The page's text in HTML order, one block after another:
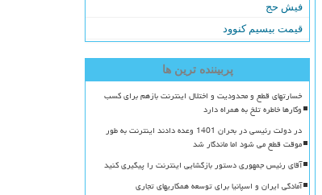
فیش حج
قیمت بیسیم کنوود
پربیننده ترین ها
خسارتهای قطع و محدودیت و اختلال اینترنت بازهم برای کسب
وکارها خاطره تلخ به همراه دارد
در دولت رئیسی در بحران 1401 وعده دادند اینترنت به طور
موقت قطع می شود اما ماندگار شد
آقای رئیس جمهوری دستور بازگشایی اینترنت را پیگیری کنید
آمادگی ایران و اسپانیا برای توسعه همکاریهای تجاری